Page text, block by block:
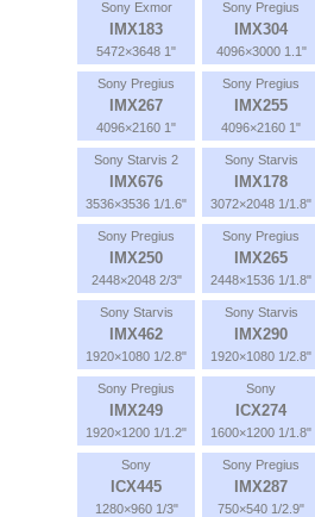
Sony Exmor
IMX183
5472×3648 1"
Sony Pregius
IMX304
4096×3000 1.1"
Sony Pregius
IMX267
4096×2160 1"
Sony Pregius
IMX255
4096×2160 1"
Sony Starvis 2
IMX676
3536×3536 1/1.6"
Sony Starvis
IMX178
3072×2048 1/1.8"
Sony Pregius
IMX250
2448×2048 2/3"
Sony Pregius
IMX265
2448×1536 1/1.8"
Sony Starvis
IMX462
1920×1080 1/2.8"
Sony Starvis
IMX290
1920×1080 1/2.8"
Sony Pregius
IMX249
1920×1200 1/1.2"
Sony
ICX274
1600×1200 1/1.8"
Sony
ICX445
1280×960 1/3"
Sony Pregius
IMX287
750×540 1/2.9"